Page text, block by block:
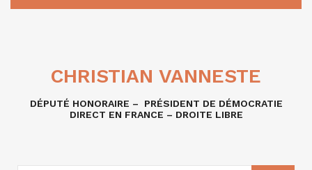
CHRISTIAN VANNESTE
DÉPUTÉ HONORAIRE – PRÉSIDENT DE DÉMOCRATIE
DIRECT EN FRANCE – DROITE LIBRE